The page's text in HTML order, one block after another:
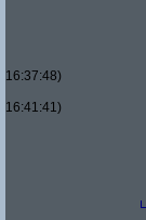
16:37:48)
16:41:41)